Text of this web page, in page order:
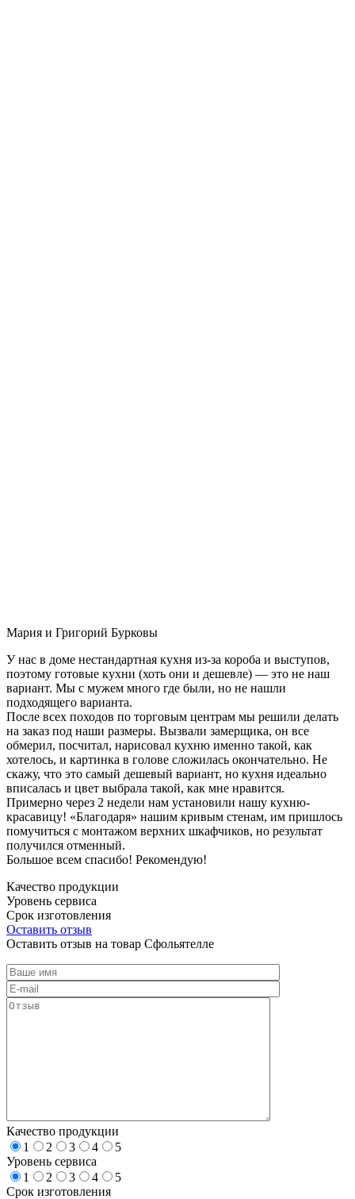
Мария и Григорий Бурковы
У нас в доме нестандартная кухня из-за короба и выступов,
поэтому готовые кухни (хоть они и дешевле) — это не наш
вариант. Мы с мужем много где были, но не нашли
подходящего варианта.
После всех походов по торговым центрам мы решили делать
на заказ под наши размеры. Вызвали замерщика, он все
обмерил, посчитал, нарисовал кухню именно такой, как
хотелось, и картинка в голове сложилась окончательно. Не
скажу, что это самый дешевый вариант, но кухня идеально
вписалась и цвет выбрала такой, как мне нравится.
Примерно через 2 недели нам установили нашу кухню-
красавицу! «Благодаря» нашим кривым стенам, им пришлось
помучиться с монтажом верхних шкафчиков, но результат
получился отменный.
Большое всем спасибо! Рекомендую!
Качество продукции
Уровень сервиса
Срок изготовления
Оставить отзыв
Оставить отзыв на товар Сфольятелле
Качество продукции
1
2 3 4
5
Уровень сервиса
1
2 3 4
5
Срок изготовления